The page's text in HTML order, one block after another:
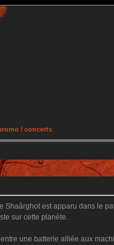
/ concerts
est apparu dans le
sur cette planète.
une batterie alliée aux